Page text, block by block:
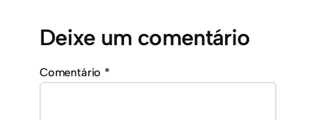
Deixe um comentário
Comentário *